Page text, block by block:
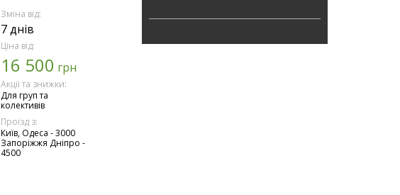
Зміна від:
7 днів
Ціна від:
16 500 грн
Акції та знижки:
Для груп та
колективів
Проїзд з:
Київ, Одеса - 3000
Запоріжжя Дніпро -
4500